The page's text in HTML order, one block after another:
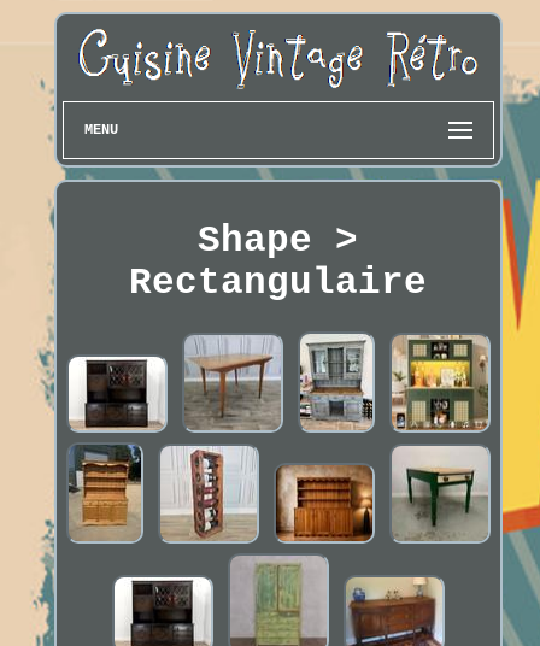
MENU
Shape >
Rectangulaire